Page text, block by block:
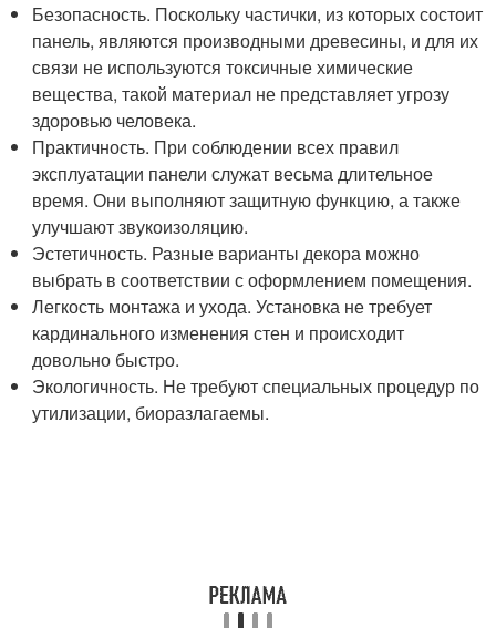
Безопасность. Поскольку частички, из которых состоит
панель, являются производными древесины, и для их
связи не используются токсичные химические
вещества, такой материал не представляет угрозу
здоровью человека.
Практичность. При соблюдении всех правил
эксплуатации панели служат весьма длительное
время. Они выполняют защитную функцию, а также
улучшают звукоизоляцию.
Эстетичность. Разные варианты декора можно
выбрать в соответствии с оформлением помещения.
Легкость монтажа и ухода. Установка не требует
кардинального изменения стен и происходит
довольно быстро.
Экологичность. Не требуют специальных процедур по
утилизации, биоразлагаемы.